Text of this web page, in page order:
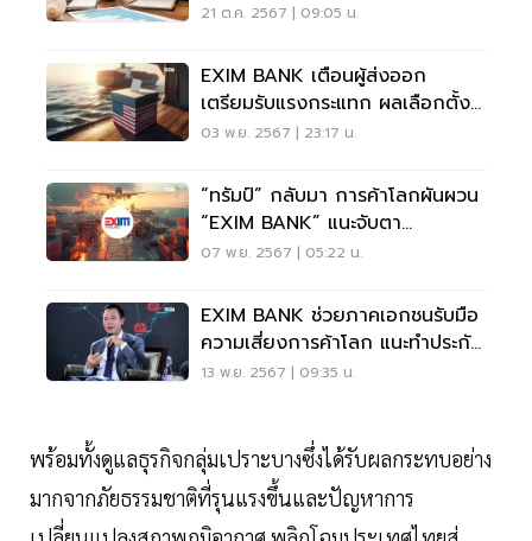
21 ต.ค. 2567 | 09:05 น.
EXIM BANK เตือนผู้ส่งออก
เตรียมรับแรงกระแทก ผลเลือกตั้ง
สหรัฐ
03 พ.ย. 2567 | 23:17 น.
“ทรัมป์” กลับมา การค้าโลกผันผวน
“EXIM BANK” แนะจับตา
สถานการณ์ใกล้ชิด
07 พ.ย. 2567 | 05:22 น.
EXIM BANK ช่วยภาคเอกชนรับมือ
ความเสี่ยงการค้าโลก แนะทำประกัน
การส่งออก
13 พ.ย. 2567 | 09:35 น.
พร้อมทั้งดูแลธุรกิจกลุ่มเปราะบางซึ่งได้รับผลกระทบอย่าง
มากจากภัยธรรมชาติที่รุนแรงขึ้นและปัญหาการ